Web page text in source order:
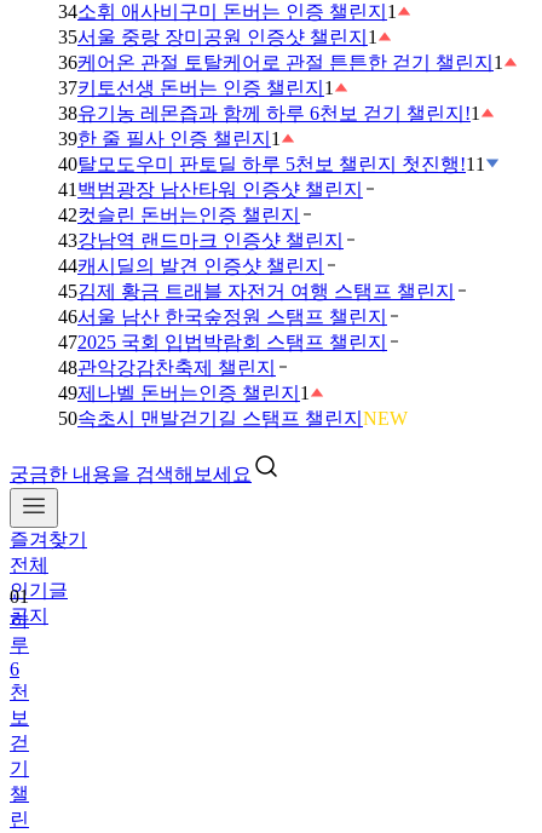
34소휘 애사비구미 돈버는 인증 챌린지 1
35서울 중랑 장미공원 인증샷 챌린지 1
36케어온 관절 토탈케어로 관절 튼튼한 걷기 챌린지 1
37키토선생 돈버는 인증 챌린지 1
38유기농 레몬즙과 함께 하루 6천보 걷기 챌린지!1
39한 줄 필사 인증 챌린지 1
40탈모도우미 판토딜 하루 5천보 챌린지 첫진행!11
41 백범광장 남산타워 인증샷 챌린지
42컷슬린 돈버는인증 챌린지
43강남역 랜드마크 인증샷 챌린지
44캐시딜의 발견 인증샷 챌린지
45김제 황금 트래블 자전거 여행 스탬프 챌린지
46서울 남산 한국숲정원 스탬프 챌린지
472025 국회 입법박람회 스탬프 챌린지
48관악강감찬축제 챌린지
49제나벨 돈버는인증 챌린지 1
50속초시 맨발걷기길 스탬프 챌린지 NEW
궁금한 내용을 검색해보세요
즐겨찾기
전체
인기글
공지
01
하
루
6
천
보
걷
기
챌
린